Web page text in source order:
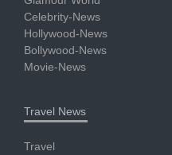
Celebrity-News
Hollywood-News
Bollywood-News
Movie-News
Travel News
Travel